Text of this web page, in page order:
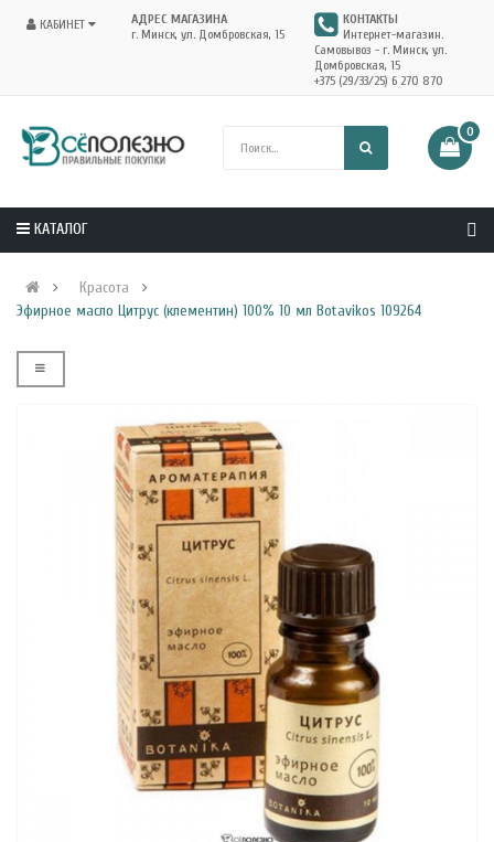
КАБИНЕТ
АДРЕС МАГАЗИНА
г. Минск, ул. Домбровская, 15
КОНТАКТЫ
Интернет-магазин.
Самовывоз - г. Минск, ул.
Домбровская, 15
+375 (29/33/25) 6 270 870
0
КАТАЛОГ
Красота
Эфирное масло Цитрус (клементин) 100% 10 мл Botavikos 109264